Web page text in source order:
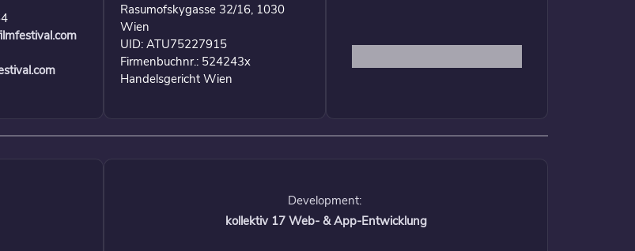
Rasumofskygasse 32/16, 1030
Wien
UID: ATU75227915
Firmenbuchnr.: 524243x
Handelsgericht Wien
Development:
kollektiv 17 Web- & App-Entwicklung